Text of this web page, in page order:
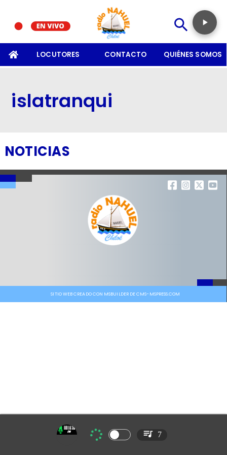
LOCUTORES CONTACTO QUIÉNES SOMOS
islatranqui
NOTICIAS
SITIO WEB CREADO CON MSBUILDER DE CMS-MSPRESS.COM
7